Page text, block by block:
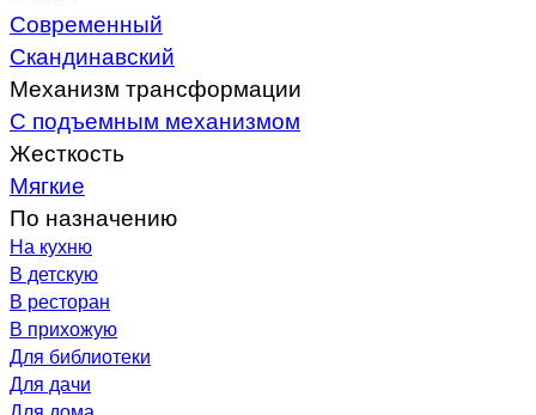
Современный
Скандинавский
Механизм трансформации
С подъемным механизмом
Жесткость
Мягкие
По назначению
На кухню
В детскую
В ресторан
В прихожую
Для библиотеки
Для дачи